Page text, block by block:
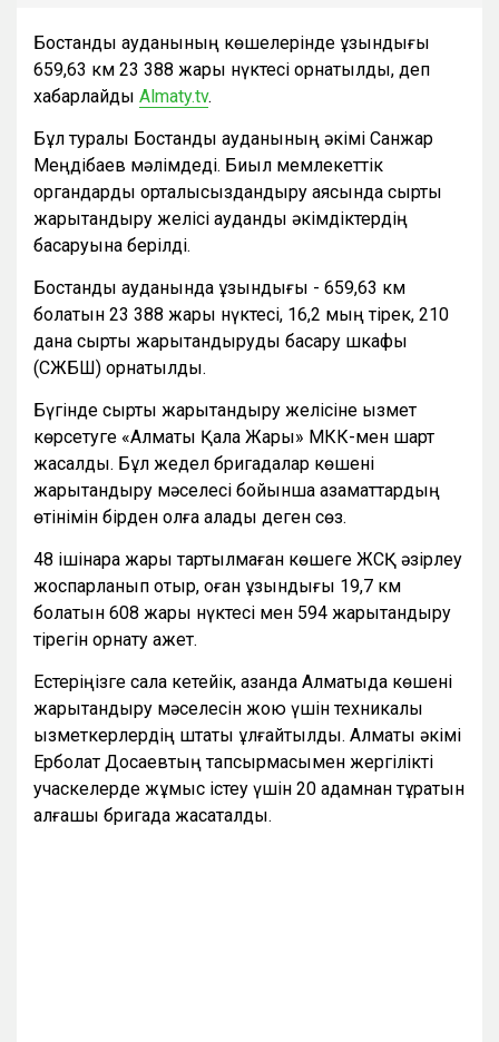
Бостандық ауданының көшелерінде ұзындығы
659,63 км 23 388 жарық нүктесі орнатылды, деп
хабарлайды Almaty.tv.
Бұл туралы Бостандық ауданының әкімі Санжар
Меңдібаев мәлімдеді. Биыл мемлекеттік
органдарды орталықсыздандыру аясында сыртқы
жарықтандыру желісі аудандық әкімдіктердің
басқаруына берілді.
Бостандық ауданында ұзындығы - 659,63 км
болатын 23 388 жарық нүктесі, 16,2 мың тірек, 210
дана сыртқы жарықтандыруды басқару шкафы
(СЖБШ) орнатылды.
Бүгінде сыртқы жарықтандыру желісіне қызмет
көрсетуге «Алматы Қала Жарық» МКК-мен шарт
жасалды. Бұл жедел бригадалар көшені
жарықтандыру мәселесі бойынша азаматтардың
өтінімін бірден қолға алады деген сөз.
48 ішінара жарық тартылмаған көшеге ЖСҚ әзірлеу
жоспарланып отыр, оған ұзындығы 19,7 км
болатын 608 жарық нүктесі мен 594 жарықтандыру
тірегін орнату қажет.
Естеріңізге сала кетейік, қазанда Алматыда көшені
жарықтандыру мәселесін жою үшін техникалық
қызметкерлердің штаты ұлғайтылды. Алматы әкімі
Ерболат Досаевтың тапсырмасымен жергілікті
учаскелерде жұмыс істеу үшін 20 адамнан тұратын
алғашқы бригада жасақталды.